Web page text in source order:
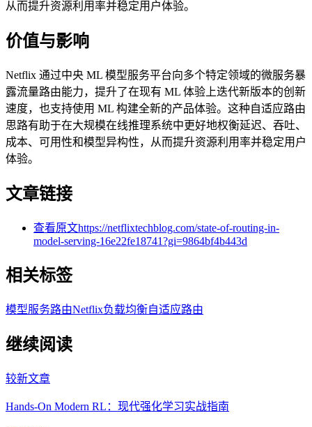
从而提升资源利用率并稳定用户体验。
价值与影响
Netflix 通过中央 ML 模型服务平台向多个特定领域的微服务暴
露流量路由能力，提升了在现有 ML 体验上迭代新版本的创新
速度，也支持使用 ML 构建全新的产品体验。这种自适应路由
思路有助于在大规模在线推理系统中更好地权衡延迟、吞吐、
成本、可用性和模型异构性，从而提升资源利用率并稳定用户
体验。
文章链接
查看原文https://netflixtechblog.com/state-of-routing-in-
model-serving-16e22fe18741?gi=9864bf4b443d
相关标签
模型服务路由Netflix负载均衡自适应路由
继续阅读
较新文章
Hands-On Modern RL：现代强化学习实战指南